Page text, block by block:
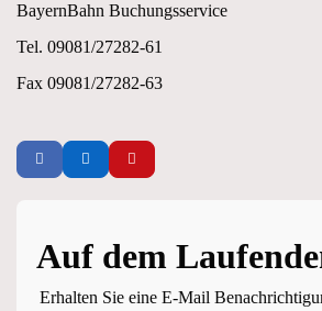
BayernBahn Buchungsservice
Tel. 09081/27282-61
Fax 09081/27282-63
Auf dem
Erhalten Sie eine E-Mail